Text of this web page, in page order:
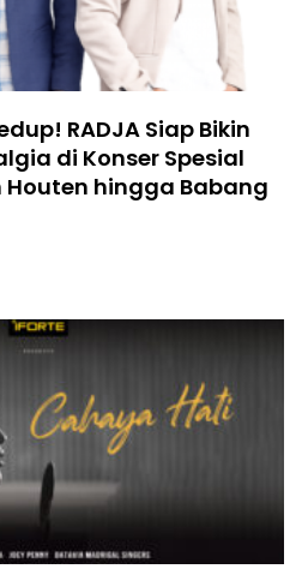
RADJA Siap Bikin
di Konser Spesial
Houten hingga Babang